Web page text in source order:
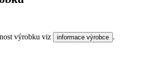
výrobku viz informace výrobce .